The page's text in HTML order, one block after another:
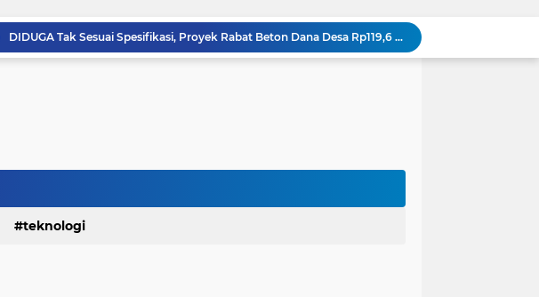
DIDUGA Tak Sesuai Spesifikasi, Proyek Rabat Beton Dana Desa Rp119,6 Juta di Sahkuda Bayu Disorot, Warga Minta Inspektorat Turun Periksa
GMKI Pematangsiantar–Simalungun siap Laksanakan Pengabdian Masyarakat "
Dalam Rangka HUT RI ke-81 dan Hari Jadi ke-61 Tanjab Barat Bupati Tanjab Barat Secara Resmi Membukaan Lomba Domino
Sabam Rajaguguk Hadiri Konsolidasi Gerindra Labuhanbatu
teknologi